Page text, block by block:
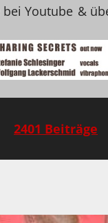
bei Youtube &
2401 Beiträge